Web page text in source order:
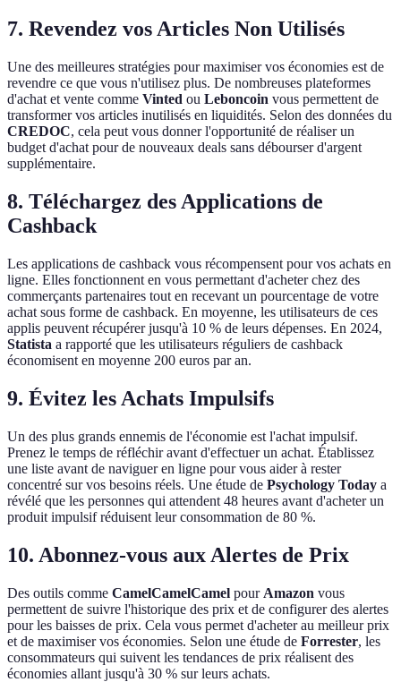
7. Revendez vos Articles Non Utilisés
Une des meilleures stratégies pour maximiser vos économies est de
revendre ce que vous n'utilisez plus. De nombreuses plateformes
d'achat et vente comme Vinted ou Leboncoin vous permettent de
transformer vos articles inutilisés en liquidités. Selon des données du
CREDOC, cela peut vous donner l'opportunité de réaliser un
budget d'achat pour de nouveaux deals sans débourser d'argent
supplémentaire.
8. Téléchargez des Applications de
Cashback
Les applications de cashback vous récompensent pour vos achats en
ligne. Elles fonctionnent en vous permettant d'acheter chez des
commerçants partenaires tout en recevant un pourcentage de votre
achat sous forme de cashback. En moyenne, les utilisateurs de ces
applis peuvent récupérer jusqu'à 10 % de leurs dépenses. En 2024,
Statista a rapporté que les utilisateurs réguliers de cashback
économisent en moyenne 200 euros par an.
9. Évitez les Achats Impulsifs
Un des plus grands ennemis de l'économie est l'achat impulsif.
Prenez le temps de réfléchir avant d'effectuer un achat. Établissez
une liste avant de naviguer en ligne pour vous aider à rester
concentré sur vos besoins réels. Une étude de Psychology Today a
révélé que les personnes qui attendent 48 heures avant d'acheter un
produit impulsif réduisent leur consommation de 80 %.
10. Abonnez-vous aux Alertes de Prix
Des outils comme CamelCamelCamel pour Amazon vous
permettent de suivre l'historique des prix et de configurer des alertes
pour les baisses de prix. Cela vous permet d'acheter au meilleur prix
et de maximiser vos économies. Selon une étude de Forrester, les
consommateurs qui suivent les tendances de prix réalisent des
économies allant jusqu'à 30 % sur leurs achats.